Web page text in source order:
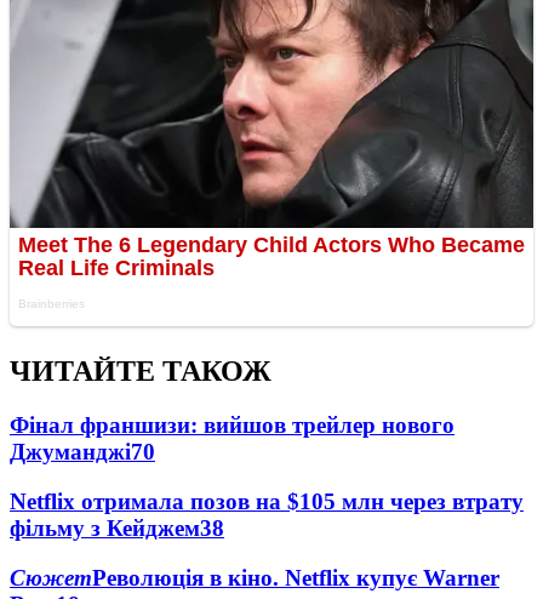
ЧИТАЙТЕ ТАКОЖ
Фінал франшизи: вийшов трейлер нового
Джуманджі70
Netflix отримала позов на $105 млн через втрату
фільму з Кейджем38
СюжетРеволюція в кіно. Netflix купує Warner